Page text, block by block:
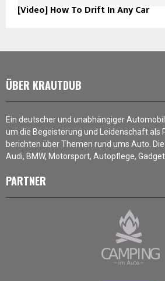
[Video] How To Drift In Any Car
ÜBER KRAUTDUB
Ein deutscher und unabhängiger
um die Begeisterung und Leidenschaft als
berichten über Themen rund ums Auto.
Audi, BMW, Motorsport, Autopflege,
PARTNER